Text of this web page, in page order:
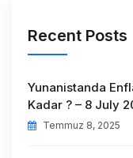
Recent Posts
Yunanistanda
Kadar ? – 8 July
Temmuz 8, 2025